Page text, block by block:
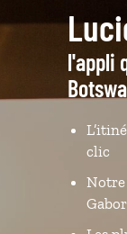
l'appli
clic
Notre